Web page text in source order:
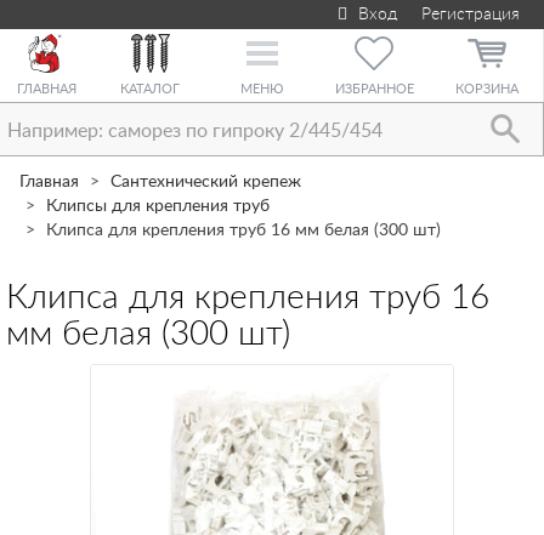
Вход Регистрация
ГЛАВНАЯ КАТАЛОГ
Toggle
МЕНЮ ИЗБРАННОЕ КОРЗИНА
Главная
Сантехнический крепеж
Клипсы для крепления труб
Клипса для крепления труб 16 мм белая (300 шт)
Клипса для крепления труб 16
мм белая (300 шт)